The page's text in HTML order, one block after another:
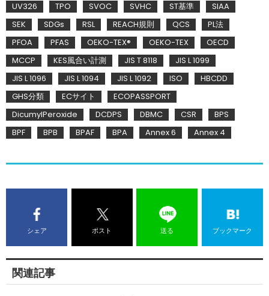
UV326
TPO SVOC SVHC ST基準
SIAA
SEK
SDGs RSL REACH規則 QCS
PL法
PFOA
PFAS OEKO-TEX® OEKO-TEX
OECD
MCCP
KES風合い計測 JIS T 8118
JIS L 1099
JIS L 1096
JIS L 1094 JIS L 1092 ISO
HBCDD
GHS分類
ECサイト
ECOPASSPORT
DicumylPeroxide
DCDPS DBMC CSR
BPS
BPF
BPB BPAF BPA Annex 6 Annex 4
シェア ポスト 送る ブックマーク
関連記事